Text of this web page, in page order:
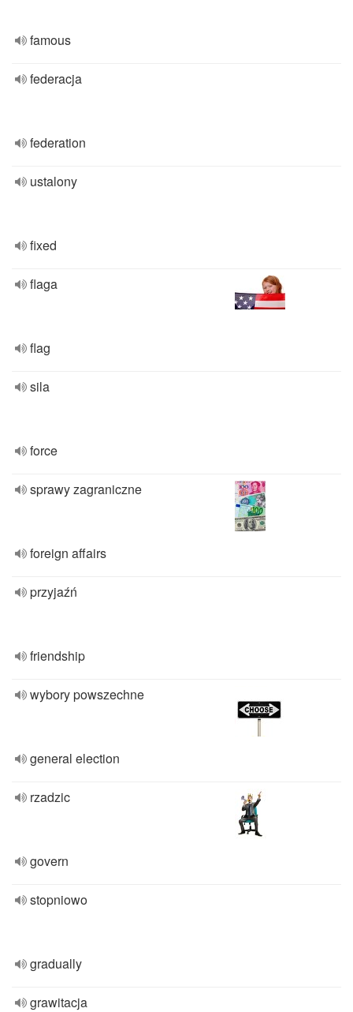
famous
federacja
federation
ustalony
fixed
flaga
flag
sila
force
sprawy zagraniczne
foreign affairs
przyjaźń
friendship
wybory powszechne
general election
rzadzic
govern
stopniowo
gradually
grawitacja